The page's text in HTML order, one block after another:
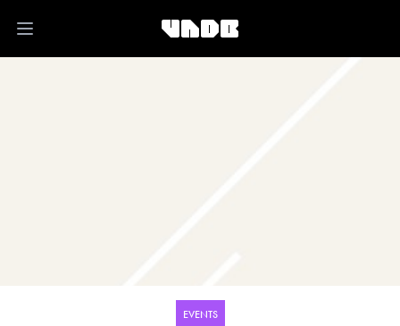
Open main menu
EVENTS